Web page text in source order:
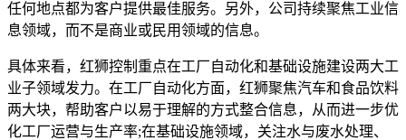
任何地点都为客户提供最佳服务。另外，公司持续聚焦工业信
息领域，而不是商业或民用领域的信息。
具体来看，红狮控制重点在工厂自动化和基础设施建设两大工
业子领域发力。在工厂自动化方面，红狮聚焦汽车和食品饮料
两大块，帮助客户以易于理解的方式整合信息，从而进一步优
化工厂运营与生产率;在基础设施领域，关注水与废水处理、